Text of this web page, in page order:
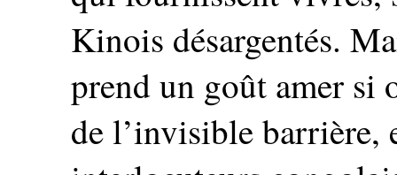
Kinois désargentés.
prend un goût amer si
de l’invisible barrière,